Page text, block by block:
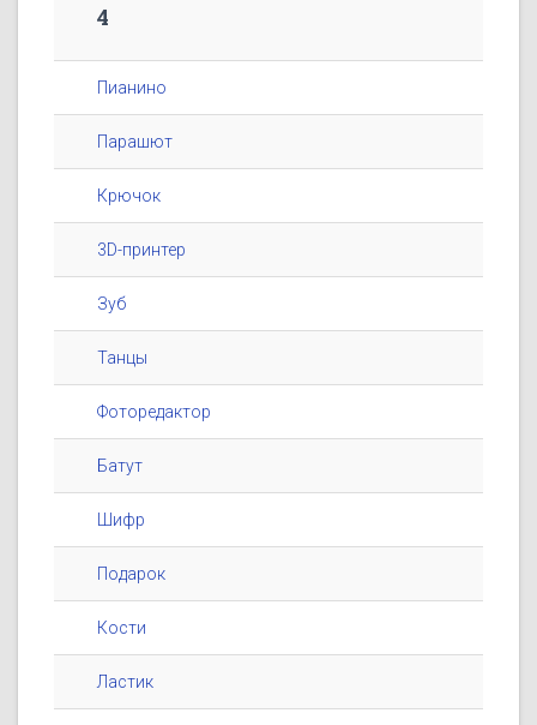
4
Пианино
Парашют
Крючок
3D-принтер
Зуб
Танцы
Фоторедактор
Батут
Шифр
Подарок
Кости
Ластик